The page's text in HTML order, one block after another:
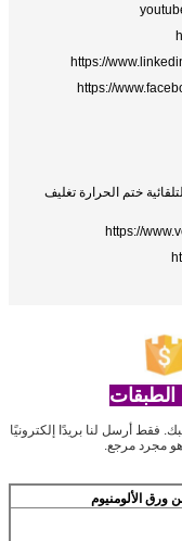
https://
https://
ختم الحرارة تغليف
https://
فقط أرسل لنا بريدًا إلكترونيًا
مجرد مرجع.
ورق الألومنيوم